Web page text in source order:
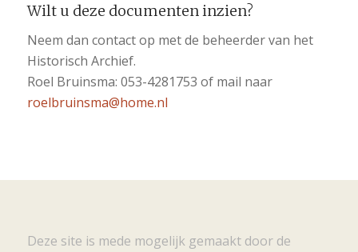
Wilt u deze documenten inzien?
Neem dan contact op met de beheerder van het
Historisch Archief.
Roel Bruinsma: 053-4281753 of mail naar
roelbruinsma@home.nl
Deze site is mede mogelijk gemaakt door de